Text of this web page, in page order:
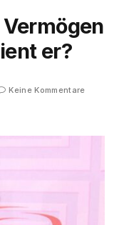
er?
Keine Kommentare